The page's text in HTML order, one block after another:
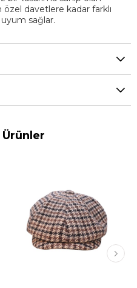
davetlere kadar farklı
sağlar.